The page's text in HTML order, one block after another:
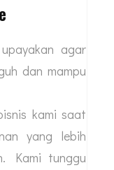
agar
dan mampu
kami saat
yang lebih
Kami tunggu